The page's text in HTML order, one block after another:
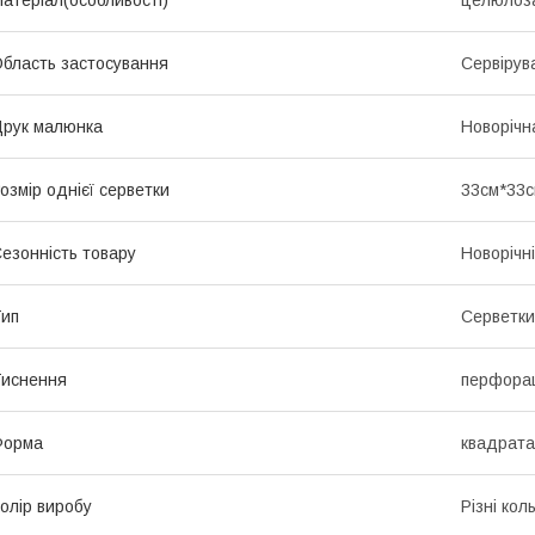
застосування
малюнка
однієї серветки
товару
Серветки
квадрата
виробу Різні